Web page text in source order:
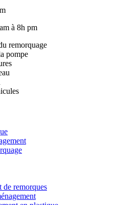
à 8h pm
remorquage
pompe
de remorques